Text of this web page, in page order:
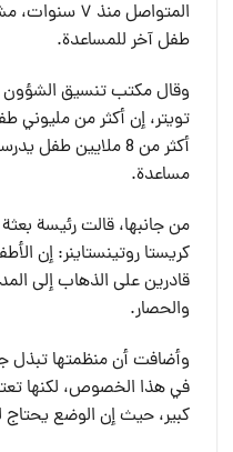
طفل آخر للمساعدة.
وقال مكتب تنسيق الشؤون
تويتر، إن أكثر من مليوني
أكثر من 8 ملايين
مساعدة.
من جانبها، قالت رئيسة
كريستا روتينستاينر: إن
قادرين على الذهاب إلى
والحصار.
وأضافت أن منظمتها تبذل
في هذا الخصوص، لكنها
كبير، حيث إن الوضع